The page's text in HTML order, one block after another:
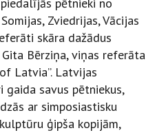
Zviedrijas, Vācijas
skāra dažādus
Bērziņa, viņas referāta
Latvia”. Latvijas
savus pētniekus,
ar simposiastisku
ģipša kopijām,